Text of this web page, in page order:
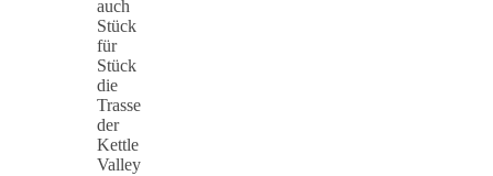
auch
Stück
für
Stück
die
Trasse
der
Kettle
Valley